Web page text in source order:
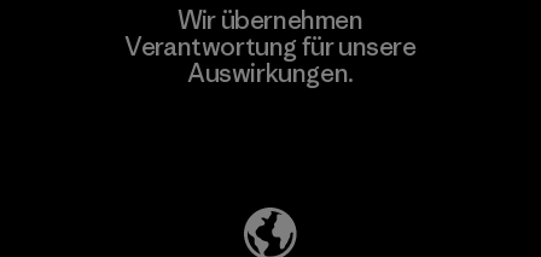
Wir übernehmen
Verantwortung für unsere
Auswirkungen.